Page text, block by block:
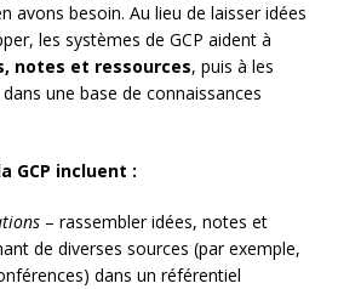
avons besoin. Au lieu de laisser idées
les systèmes de GCP aident à
notes et ressources, puis à les
une base de connaissances
GCP incluent :
– rassembler idées, notes et
de diverses sources (par exemple,
dans un référentiel